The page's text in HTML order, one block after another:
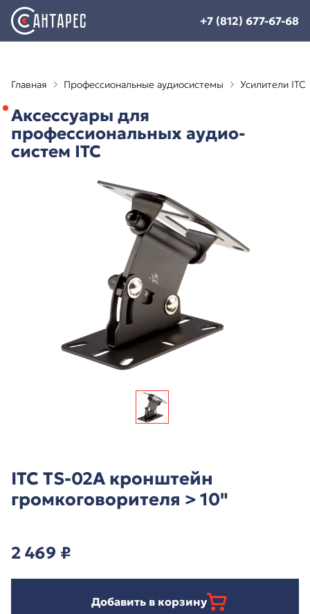
+7 (812) 677-67-68
Главная Профессиональные аудиосистемы Усилители ITC
Аксессуары для
профессиональных аудио-
систем ITC
ITC TS-02A кронштейн
громкоговорителя > 10"
2 469 ₽
Добавить в корзину